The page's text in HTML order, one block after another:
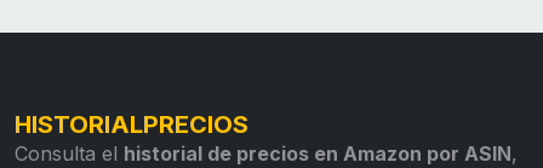
HISTORIALPRECIOS
Consulta el historial de precios en Amazon por ASIN,